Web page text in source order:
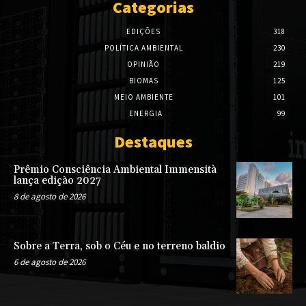
Categorias
EDIÇÕES
318
POLÍTICA AMBIENTAL
230
OPINIÃO
219
BIOMAS
125
MEIO AMBIENTE
101
ENERGIA
99
Destaques
Prêmio Consciência Ambiental Immensità
lança edição 2027
8 de agosto de 2026
Sobre a Terra, sob o Céu e no terreno baldio
6 de agosto de 2026